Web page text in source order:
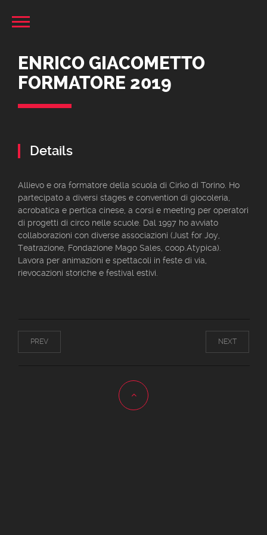
ENRICO GIACOMETTO
FORMATORE 2019
Details
Allievo e ora formatore della scuola di Cirko di Torino. Ho
partecipato a diversi stages e convention di giocoleria,
acrobatica e pertica cinese, a corsi e meeting per operatori
di progetti di circo nelle scuole. Dal 1997 ho avviato
collaborazioni con diverse associazioni (Just for Joy,
Teatrazione, Fondazione Mago Sales, coop.Atypica).
Lavora per animazioni e spettacoli in feste di via,
rievocazioni storiche e festival estivi.
PREV NEXT